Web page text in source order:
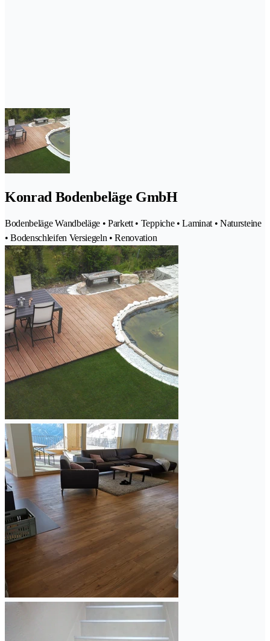
Konrad Bodenbeläge GmbH
Bodenbeläge Wandbeläge • Parkett • Teppiche • Laminat • Natursteine
• Bodenschleifen Versiegeln • Renovation